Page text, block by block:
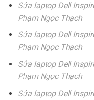
Sửa laptop Dell
Phạm Ngọc Thạch
Sửa laptop Dell
Phạm Ngọc Thạch
Sửa laptop Dell
Phạm Ngọc Thạch
Sửa laptop Dell